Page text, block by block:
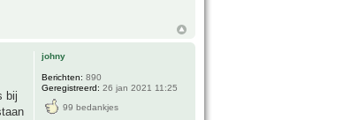
bij
johny
Berichten: 890
Geregistreerd: 26 jan 2021 11:25
99 bedankjes